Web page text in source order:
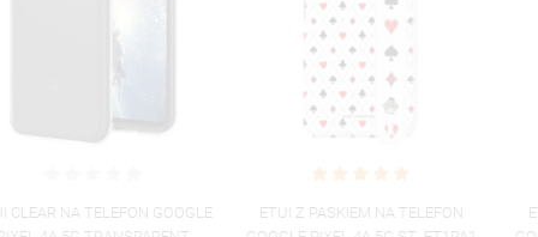
ETUI Z PASKIEM NA TELEFON
ETUI Z PASKIEM NA TELEFON